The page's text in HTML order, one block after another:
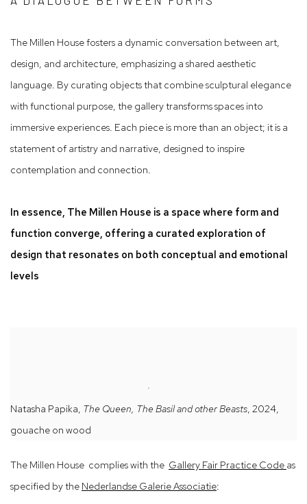
The Millen House fosters a dynamic conversation between art,
design, and architecture, emphasizing a shared aesthetic
language. By curating objects that combine sculptural elegance
with functional purpose, the gallery transforms spaces into
immersive experiences. Each piece is more than an object; it is a
statement of artistry and narrative, designed to inspire
contemplation and connection.
In essence, The Millen House is a space where form and
function converge, offering a curated exploration of
design that resonates on both conceptual and emotional
levels
Natasha Papika, The Queen, The Basil and other Beasts, 2024,
gouache on wood
The Millen House complies with the Gallery Fair Practice Code as
specified by the Nederlandse Galerie Associatie: